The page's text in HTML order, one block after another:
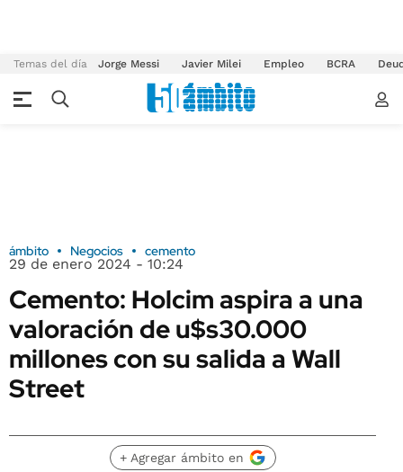
Temas del día Jorge Messi Javier Milei Empleo BCRA
ámbito Negocios cemento
29 de enero 2024 - 10:24
Cemento: Holcim aspira a una
valoración de u$s30.000
millones con su salida a Wall
Street
+ Agregar ámbito en